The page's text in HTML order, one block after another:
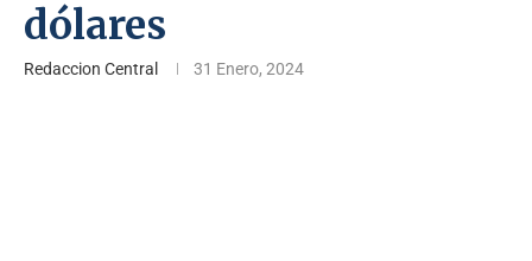
dólares
Redaccion Central 31 Enero, 2024